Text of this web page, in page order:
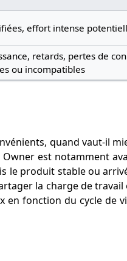
effort intense
retards, pertes de
ou incompatibles
quand vaut-il
est notamment
le produit stable ou
la charge de travail
en fonction du cycle de